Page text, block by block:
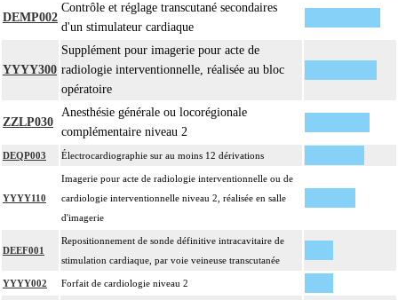
DEMP002
Contrôle et réglage transcutané secondaires
d'un stimulateur cardiaque
YYYY300
Supplément pour imagerie pour acte de
radiologie interventionnelle, réalisée au bloc
opératoire
ZZLP030
Anesthésie générale ou locorégionale
complémentaire niveau 2
DEQP003 Électrocardiographie sur au moins 12 dérivations
YYYY110
Imagerie pour acte de radiologie interventionnelle ou de
cardiologie interventionnelle niveau 2, réalisée en salle
d'imagerie
DEEF001
Repositionnement de sonde définitive intracavitaire de
stimulation cardiaque, par voie veineuse transcutanée
YYYY002 Forfait de cardiologie niveau 2